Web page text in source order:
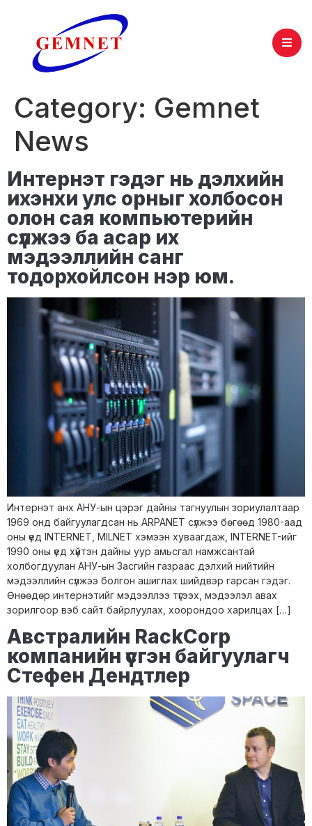
Category: Gemnet
News
Интернэт гэдэг нь дэлхийн
ихэнхи улс орныг холбосон
олон сая компьютерийн
сүлжээ ба асар их
мэдээллийн санг
тодорхойлсон нэр юм.
Интернэт анх АНУ-ын цэрэг дайны тагнуулын зориулалтаар
1969 онд байгуулагдсан нь ARPANET сүлжээ бөгөөд 1980-аад
оны үед INTERNET, MILNET хэмээн хуваагдаж, INTERNET-ийг
1990 оны үед хүйтэн дайны уур амьсгал намжсантай
холбогдуулан АНУ-ын Засгийн газраас дэлхий нийтийн
мэдээллийн сүлжээ болгон ашиглах шийдвэр гарсан гэдэг.
Өнөөдөр интернэтийг мэдээллээ түгээх, мэдээлэл авах
зорилгоор вэб сайт байрлуулах, хоорондоо харилцах […]
Австралийн RackCorp
компанийн үүсгэн байгуулагч
Стефен Дендтлер